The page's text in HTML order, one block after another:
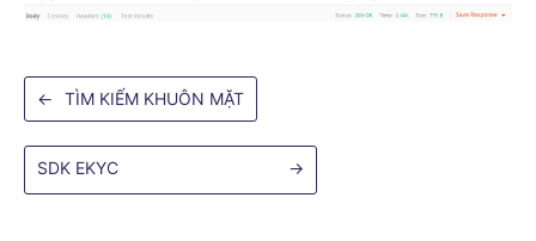
← TÌM KIẾM KHUÔN MẶT
SDK EKYC →